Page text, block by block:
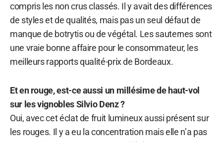
compris les non crus classés. Il y avait des différences
de styles et de qualités, mais pas un seul défaut de
manque de botrytis ou de végétal. Les sauternes sont
une vraie bonne affaire pour le consommateur, les
meilleurs rapports qualité-prix de Bordeaux.
Et en rouge, est-ce aussi un millésime de haut-vol
sur les vignobles Silvio Denz ?
Oui, avec cet éclat de fruit lumineux aussi présent sur
les rouges. Il y a eu la concentration mais elle n’a pas